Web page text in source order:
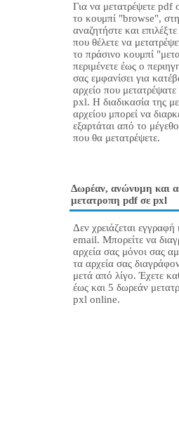
Για να μετατρέψετε pdf
το κουμπί "browse", στη
αναζητήστε και
που θέλετε να
το πράσινο κουμπί
περιμένετε έως ο
σας εμφανίσει για
αρχείο που
pxl. Η διαδικασία της
αρχείου μπορεί να
εξαρτάται από το
που θα μετατρέψετε.
Δωρέαν, ανώνυμη και
μετατροπη pdf σε pxl
Δεν χρειάζεται
email. Μπορείτε να
αρχεία σας μόνοι σας
τα αρχεία σας
μετά από λίγο. Έχετε
έως και 5 δωρεάν
pxl online.